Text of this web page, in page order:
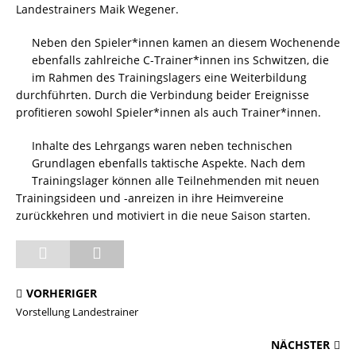
Landestrainers Maik Wegener.
Neben den Spieler*innen kamen an diesem Wochenende
ebenfalls zahlreiche C-Trainer*innen ins Schwitzen, die
im Rahmen des Trainingslagers eine Weiterbildung
durchführten. Durch die Verbindung beider Ereignisse
profitieren sowohl Spieler*innen als auch Trainer*innen.
Inhalte des Lehrgangs waren neben technischen
Grundlagen ebenfalls taktische Aspekte. Nach dem
Trainingslager können alle Teilnehmenden mit neuen
Trainingsideen und -anreizen in ihre Heimvereine
zurückkehren und motiviert in die neue Saison starten.
VORHERIGER
Vorstellung Landestrainer
NÄCHSTER